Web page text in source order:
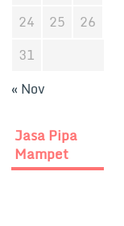
24
25 26
31
« Nov
Jasa Pipa
Mampet